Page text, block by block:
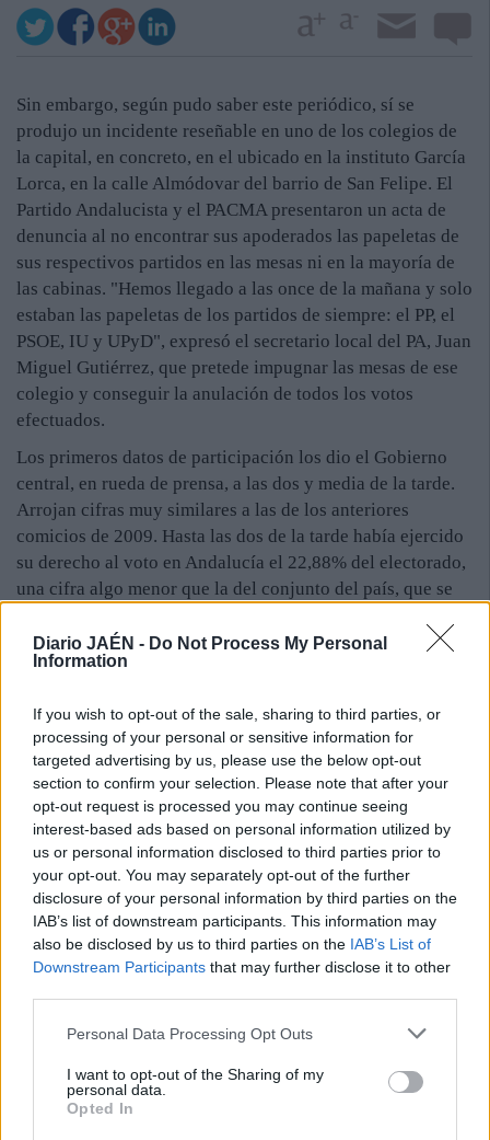
Diario JAÉN - Do Not Process My Personal
Information
If you wish to opt-out of the sale, sharing to third parties, or
processing of your personal or sensitive information for
targeted advertising by us, please use the below opt-out
section to confirm your selection. Please note that after your
opt-out request is processed you may continue seeing
interest-based ads based on personal information utilized by
us or personal information disclosed to third parties prior to
your opt-out. You may separately opt-out of the further
disclosure of your personal information by third parties on the
IAB’s list of downstream participants. This information may
also be disclosed by us to third parties on the IAB’s List of
Downstream Participants that may further disclose it to other
Personal Data Processing Opt Outs
I want to opt-out of the Sharing of my
personal data.
Opted In
Sin embargo, según pudo saber este periódico, sí se
produjo un incidente reseñable en uno de los colegios de
la capital, en concreto, en el ubicado en la instituto García
Lorca, en la calle Almódovar del barrio de San Felipe. El
Partido Andalucista y el PACMA presentaron un acta de
denuncia al no encontrar sus apoderados las papeletas de
sus respectivos partidos en las mesas ni en la mayoría de
las cabinas. "Hemos llegado a las once de la mañana y solo
estaban las papeletas de los partidos de siempre: el PP, el
PSOE, IU y UPyD", expresó el secretario local del PA, Juan
Miguel Gutiérrez, que pretede impugnar las mesas de ese
colegio y conseguir la anulación de todos los votos
efectuados.
Los primeros datos de participación los dio el Gobierno
central, en rueda de prensa, a las dos y media de la tarde.​
Arrojan cifras muy similares a las de los anteriores
comicios de 2009. Hasta las dos de la tarde había ejercido
su derecho al voto en Andalucía el 22,88% del electorado,
una cifra algo menor que la del conjunto del país, que se
En el segundo recuento de participación, facilitado a las
36,08%, el mayor de Andalucía, que se sitúa en el 30,39%,
un 0,47% menos que en 2009. En España, la participación
a esa hora era del 34,08%, justo dos puntos menos que la
provincia jiennense.